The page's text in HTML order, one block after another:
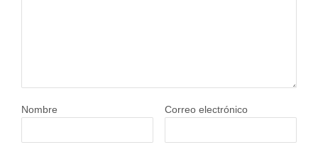
Nombre Correo electrónico